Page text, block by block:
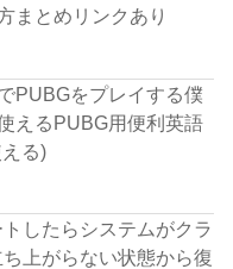
まとめリンクあり
PUBGをプレイする僕
えるPUBG用便利英語
る)
したらシステムがクラ
上がらない状態から復